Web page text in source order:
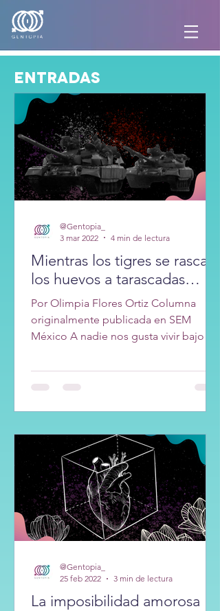
ENTRADAS
Mientras los tigres se rascan
los huevos a tarascadas…
Por Olimpia Flores Ortiz Columna
originalmente publicada en SEM
México A nadie nos gusta vivir bajo la
@Gentopia_
3 mar 2022
4 min de lectura
La imposibilidad amorosa
@Gentopia_
25 feb 2022
3 min de lectura